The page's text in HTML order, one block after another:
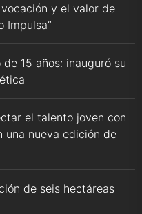
y el valor de
Impulsa”
15 años: inauguró su
el talento joven con
una nueva edición de
de seis hectáreas